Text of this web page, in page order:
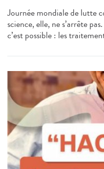
Journée mondiale de lutte
science, elle, ne s’arrête
c’est possible : les